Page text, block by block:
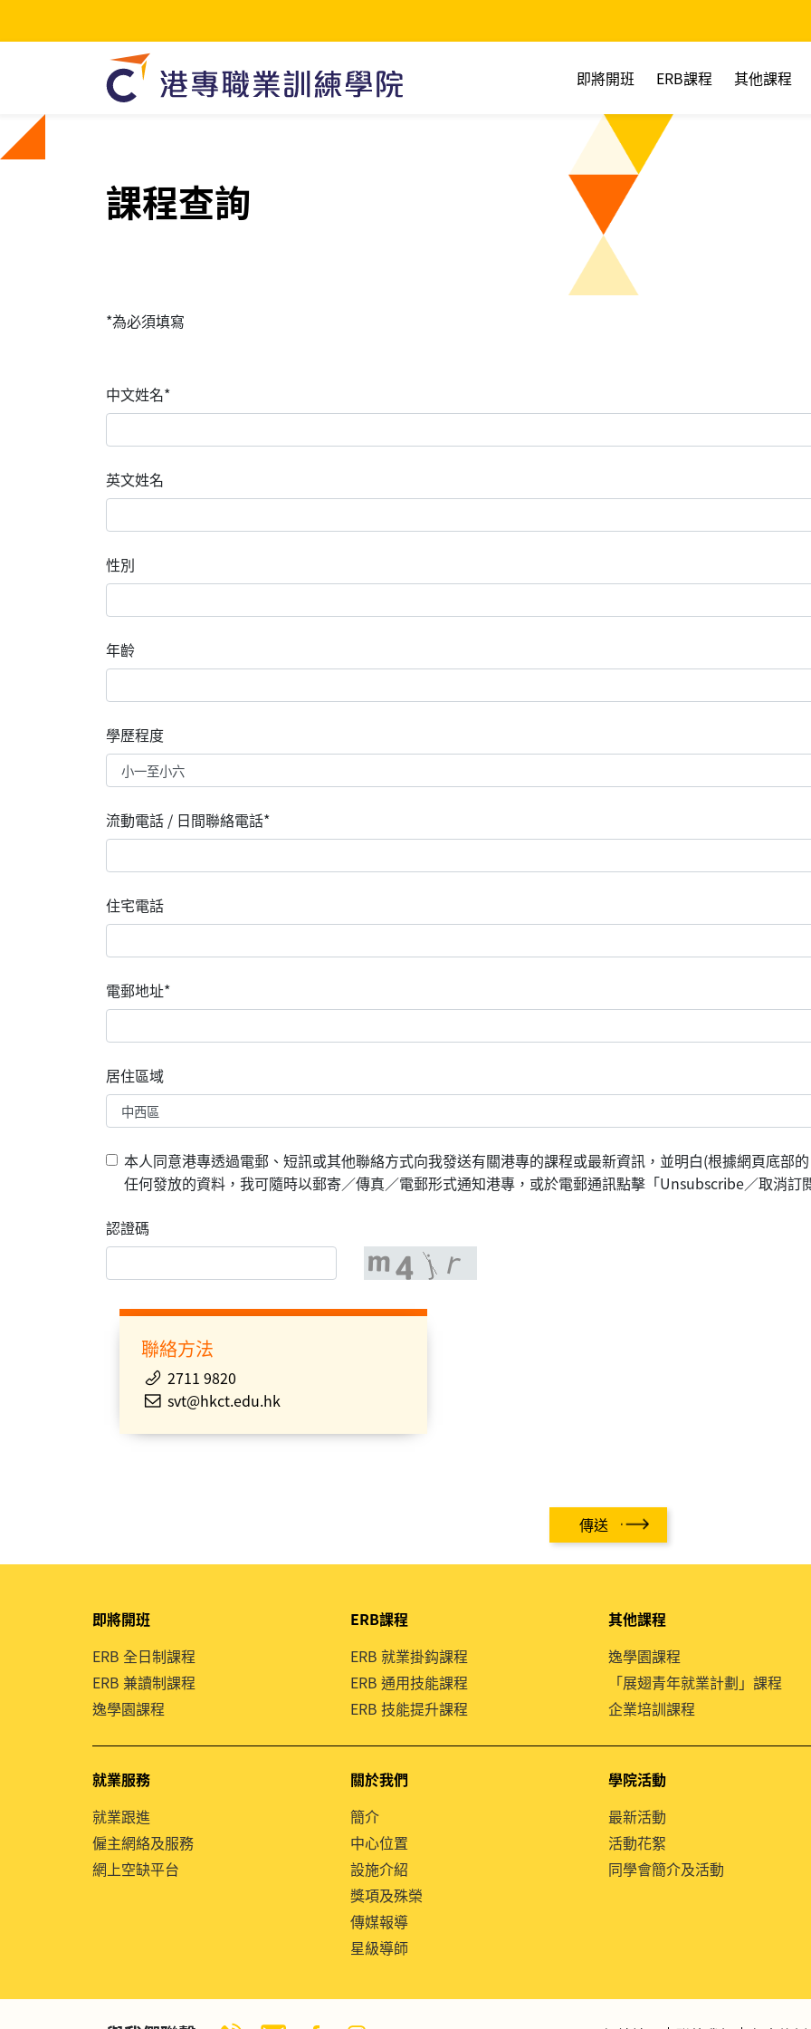
即將開班 ERB課程 其他課程
課程查詢
*為必須填寫
中文姓名*
英文姓名
性別
年齡
學歷程度
流動電話 / 日間聯絡電話*
住宅電話
電郵地址*
居住區域
本人同意港專透過電郵、短訊或其他聯絡方式向我發送有關港專的課程或最新資訊，並明白(根據網頁底部
任何發放的資料，我可隨時以郵寄／傳真／電郵形式通知港專，或於電郵通訊點擊「Unsubscribe／取消訂
認證碼
聯絡方法
2711 9820
svt@hkct.edu.hk
傳送
即將開班
ERB 全日制課程
ERB 兼讀制課程
逸學園課程
ERB課程
ERB 就業掛鈎課程
ERB 通用技能課程
ERB 技能提升課程
其他課程
逸學園課程
「展翅青年就業計劃」課程
企業培訓課程
就業服務
就業跟進
僱主網絡及服務
網上空缺平台
關於我們
簡介
中心位置
設施介紹
獎項及殊榮
傳媒報導
星級導師
學院活動
最新活動
活動花絮
同學會簡介及活動